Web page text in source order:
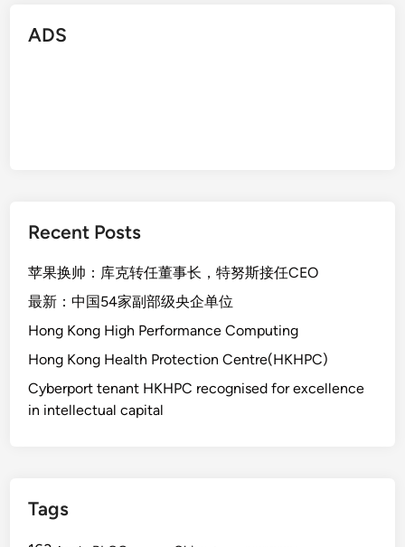
ADS
Recent Posts
苹果换帅：库克转任董事长，特努斯接任CEO
最新：中国54家副部级央企单位
Hong Kong High Performance Computing
Hong Kong Health Protection Centre(HKHPC)
Cyberport tenant HKHPC recognised for excellence
in intellectual capital
Tags